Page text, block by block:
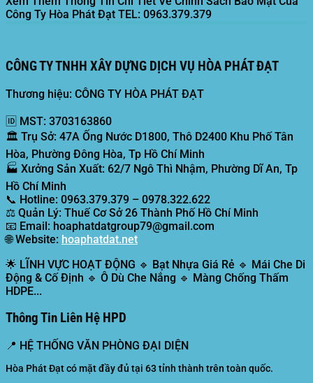
Công Ty Hòa Phát Đạt TEL: 0963.379.379
CÔNG TY TNHH XÂY DỰNG DỊCH VỤ HÒA PHÁT ĐẠT
Thương hiệu: CÔNG TY HÒA PHÁT ĐẠT
🆔 MST: 3703163860
🏛️ Trụ Sở: 47A Ống Nước D1800, Thô D2400 Khu Phố Tân
Hòa, Phường Đông Hòa, Tp Hồ Chí Minh
🏭 Xưởng Sản Xuất: 62/7 Ngô Thì Nhậm, Phường Dĩ An, Tp
Hồ Chí Minh
📞 Hotline: 0963.379.379 – 0978.322.622
⚖️ Quản Lý: Thuế Cơ Sở 26 Thành Phố Hồ Chí Minh
📧 Email: hoaphatdatgroup79@gmail.com
🌐Website: hoaphatdat.net
🌟 LĨNH VỰC HOẠT ĐỘNG 🔹 Bạt Nhựa Giá Rẻ 🔹 Mái Che Di
Động & Cố Định 🔹 Ô Dù Che Nắng 🔹 Màng Chống Thấm
HDPE...
Thông Tin Liên Hệ HPD
📍 HỆ THỐNG VĂN PHÒNG ĐẠI DIỆN
Hòa Phát Đạt có mặt đầy đủ tại 63 tỉnh thành trên toàn quốc.